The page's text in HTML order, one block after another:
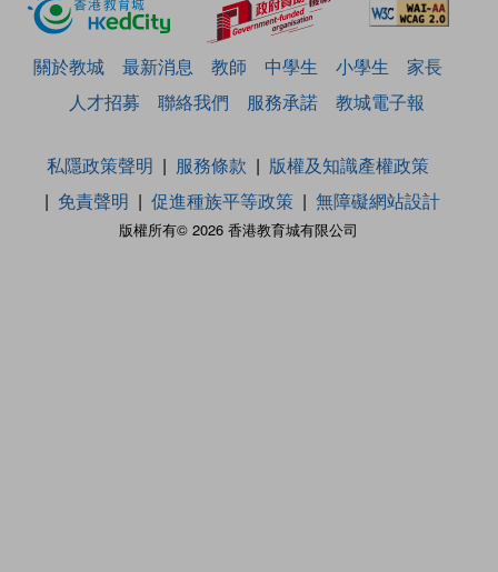
關於教城 最新消息 教師 中學生 小學生
家長
人才招募
聯絡我們 服務承諾 教城電子報
版權所有© 2026 香港教育城有限公司
私隱政策聲明 服務條款
版權及知識產權政策
免責聲明
促進種族平等政策 無障礙網站設計